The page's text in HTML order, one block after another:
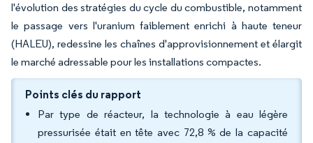
l'évolution des stratégies du cycle du combustible, notamment
le passage vers l'uranium faiblement enrichi à haute teneur
(HALEU), redessine les chaînes d'approvisionnement et élargit
le marché adressable pour les installations compactes.
Points clés du rapport
Par type de réacteur, la technologie à eau légère
pressurisée était en tête avec 72,8 % de la capacité